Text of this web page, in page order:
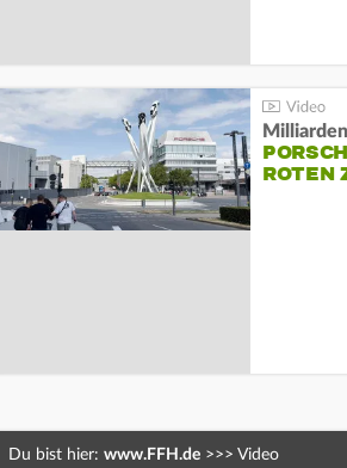
ROTEN
Du bist hier: www.FFH.de >>> Video